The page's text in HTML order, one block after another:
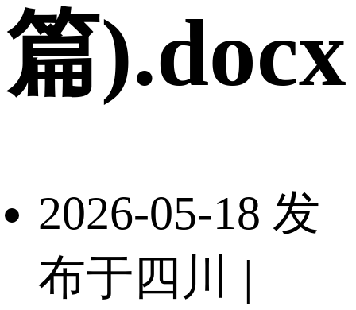
篇).docx
2026-05-18 发
布于四川
|